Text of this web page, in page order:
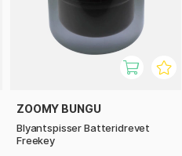
ZOOMY BUNGU
Blyantspisser Batteridrevet
Freekey